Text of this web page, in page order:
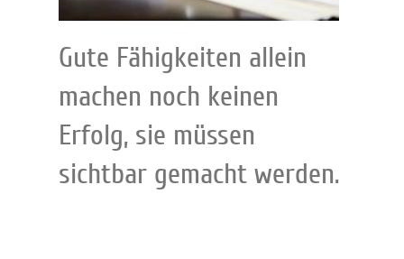
Gute Fähigkeiten allein
machen noch keinen
Erfolg, sie müssen
sichtbar gemacht werden.